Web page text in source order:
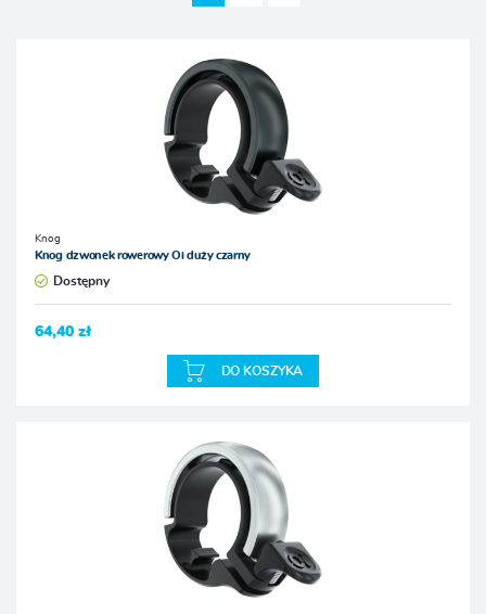
Knog
Knog dzwonek rowerowy Oi duży czarny
Dostępny
64,40 zł
DO KOSZYKA